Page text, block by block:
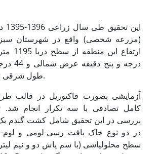
(مزرعه شخصی) واقع در شهرستان
درجه و
طول شرقی واقع شده است.
آزمایشی بصورت فاکتوریل در قالب طرح
کامل تصادفی با سه تکرار انجام شد.
بررسی در این تحقیق شامل کشت گندم
در دو نوع خاک بافت رسی-لومی و
سطح محلول­پاشی (با سم پاش دو و نیم